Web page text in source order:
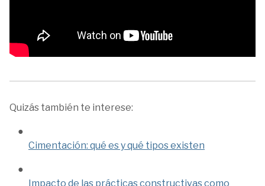
Quizás también te interese:
Cimentación: qué es y qué tipos existen
Impacto de las prácticas constructivas como